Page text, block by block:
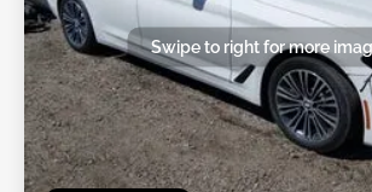
Swipe to right for more